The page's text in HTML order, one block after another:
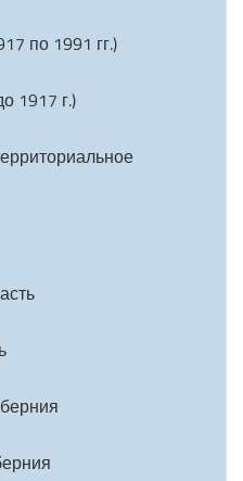
по 1991 гг.)
1917 г.)